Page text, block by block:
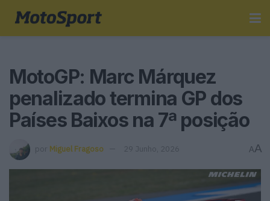
MotoGP: Marc Márquez
penalizado termina GP dos
Países Baixos na 7ª posição
por Miguel Fragoso 29 Junho, 2026 AA